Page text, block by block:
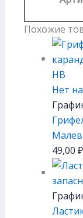
Похожие
Нет
49,00 ₽